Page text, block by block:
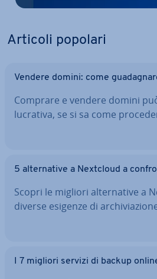
Articoli popolari
Vendere domini: come
Comprare e vendere domini
lucrativa, se si sa come
5 al­ter­na­ti­ve a Nextcloud a
Scopri le migliori al­ter­na­ti­ve a
diverse esigenze di
I 7 migliori servizi di backup